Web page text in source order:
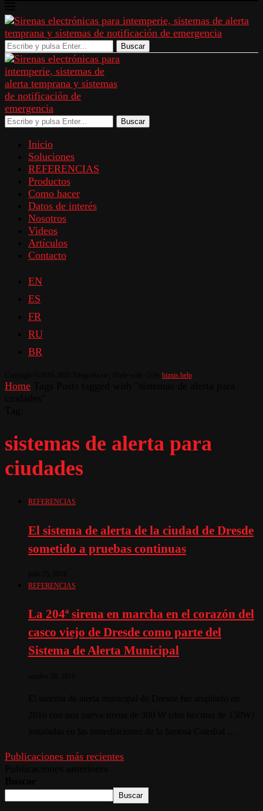
Buscar
Buscar
Inicio
Soluciones
REFERENCIAS
Productos
Como hacer
Datos de interés
Nosotros
Videos
Artículos
Contacto
EN
ES
FR
RU
BR
biznis.help
Home
sistemas de alerta para
ciudades
REFERENCIAS
El sistema de alerta de la ciudad de Dresde
sometido a pruebas continuas
REFERENCIAS
La 204ª sirena en marcha en el corazón del
casco viejo de Dresde como parte del
Sistema de Alerta Municipal
Publicaciones más recientes
Buscar